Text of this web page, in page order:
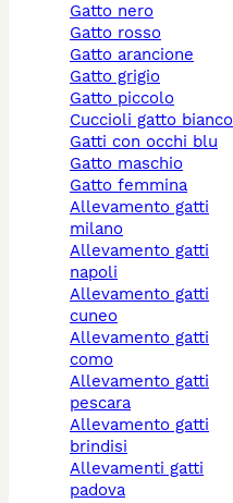
gatto nero
gatto rosso
gatto arancione
gatto grigio
gatto piccolo
cuccioli gatto bianco
gatti con occhi blu
gatto maschio
gatto femmina
allevamento gatti
milano
allevamento gatti
napoli
allevamento gatti
cuneo
allevamento gatti
como
allevamento gatti
pescara
allevamento gatti
brindisi
allevamenti gatti
padova